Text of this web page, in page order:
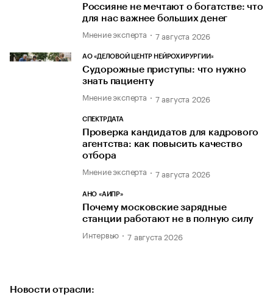
Россияне не мечтают о богатстве: что
для нас важнее больших денег
Мнение эксперта 7 августа 2026
АО «ДЕЛОВОЙ ЦЕНТР НЕЙРОХИРУРГИИ»
Судорожные приступы: что нужно
знать пациенту
Мнение эксперта 7 августа 2026
СПЕКТРДАТА
Проверка кандидатов для кадрового
агентства: как повысить качество
отбора
Мнение эксперта 7 августа 2026
АНО «АИПР»
Почему московские зарядные
станции работают не в полную силу
Интервью 7 августа 2026
Новости отрасли: